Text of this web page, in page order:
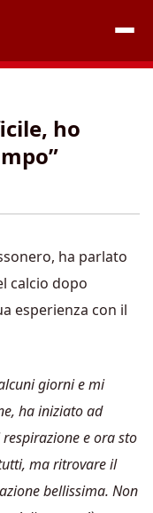
ho
ha parlato
calcio dopo
esperienza con il
giorni e mi
ha iniziato ad
e ora sto
ma ritrovare il
bellissima. Non